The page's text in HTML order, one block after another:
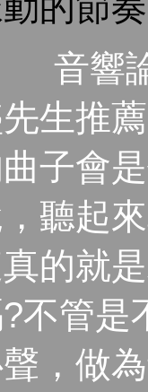
音響
生推
子會
聽起
的就
不管是
，做